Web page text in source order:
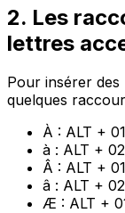
2. Les
lettres
Pour insérer
quelques
À : ALT +
à : ALT +
Â : ALT +
â : ALT +
Æ : ALT +